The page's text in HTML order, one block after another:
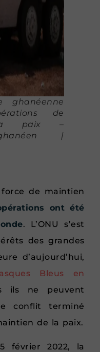
ghanéenne
de
paix –
|
de maintien
ont été
. L’ONU s’est
des grandes
d’aujourd’hui,
Bleus en
ils ne peuvent
conflit terminé
de la paix.
février 2022, la